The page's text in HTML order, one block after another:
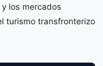
los mercados
turismo transfronterizo